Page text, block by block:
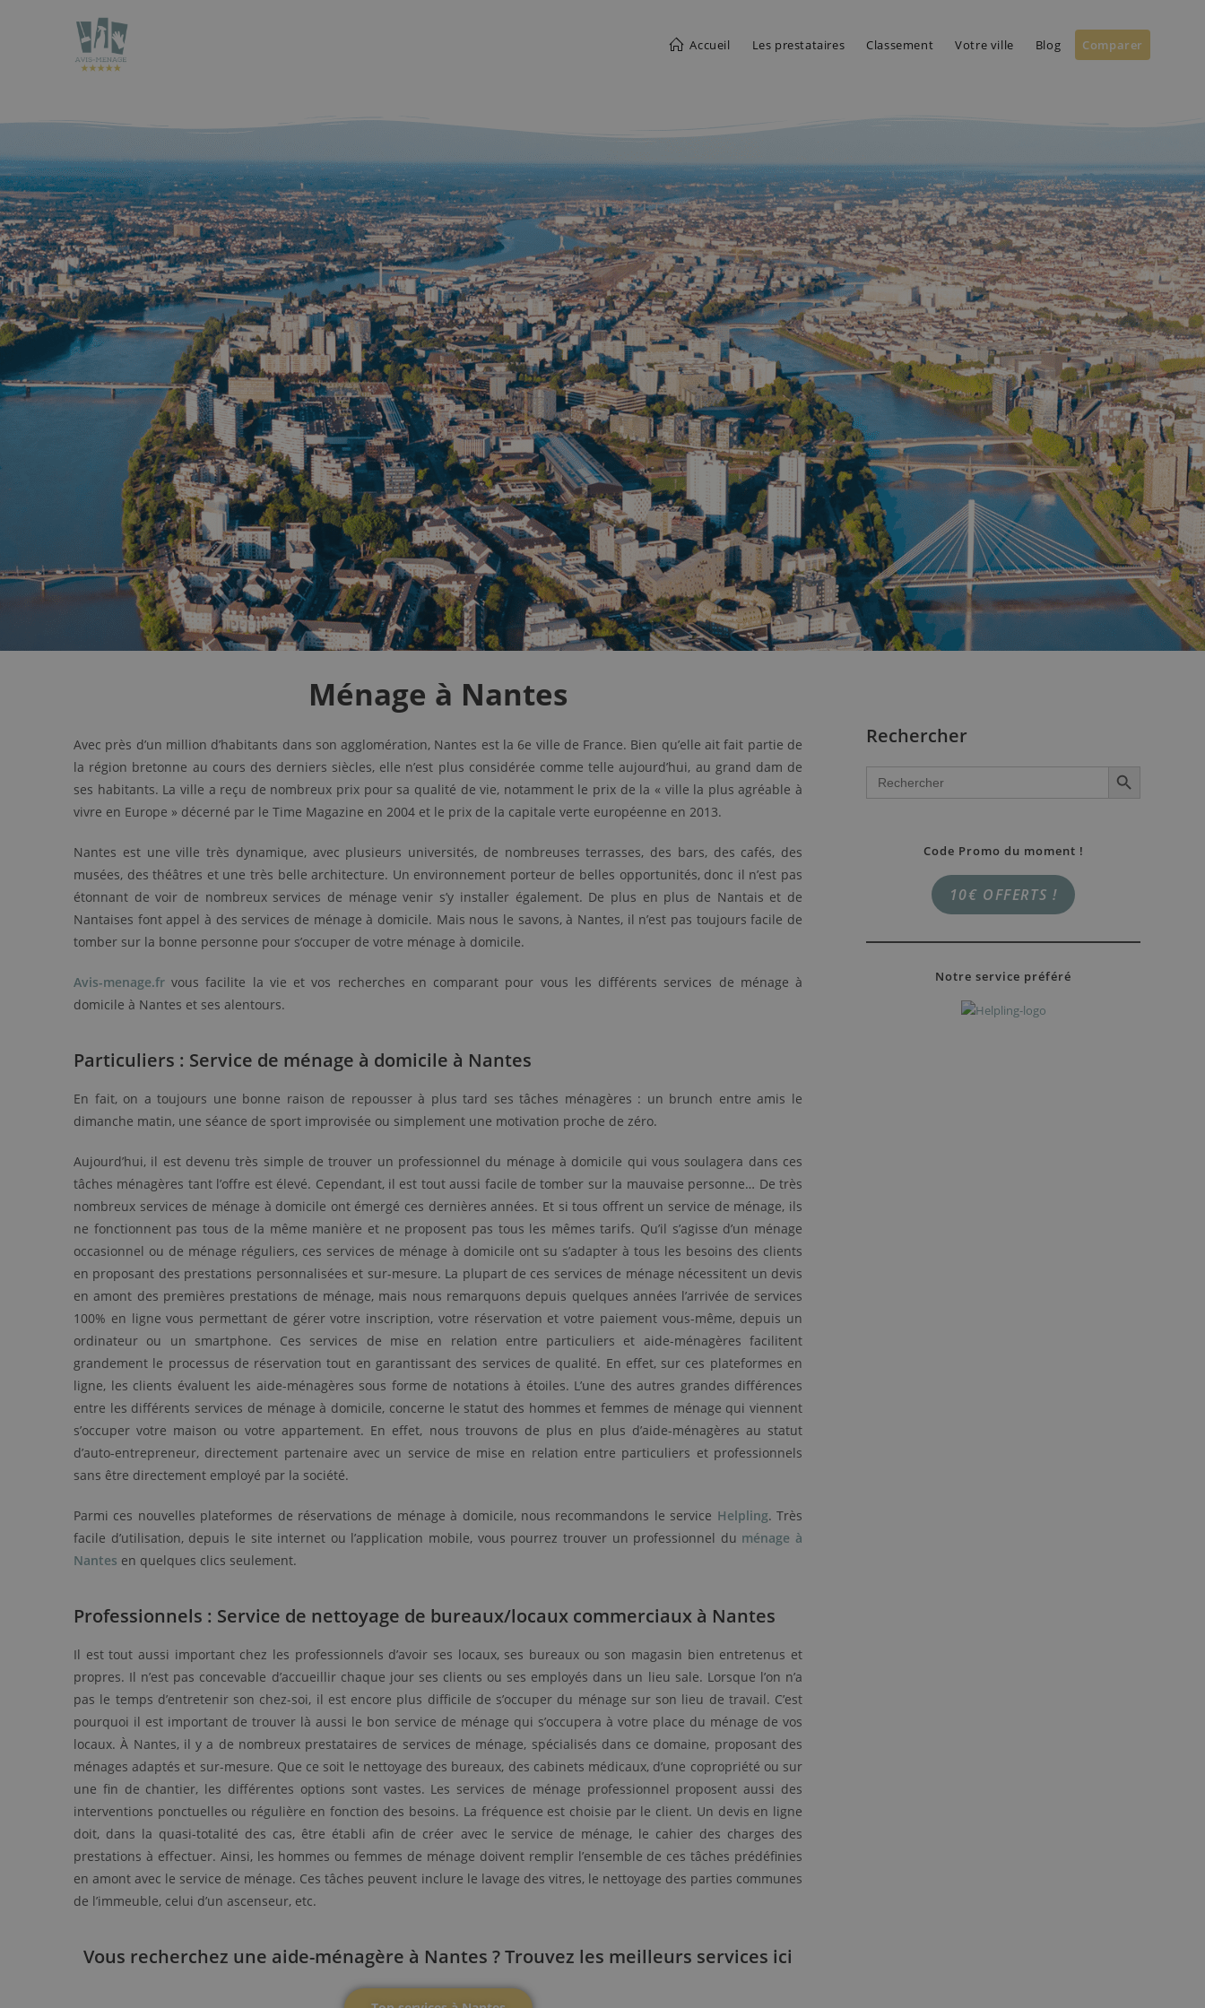
Accueil Les prestataires Classement Votre ville Blog Comparer
Ménage à Nantes
Avec près d’un million d’habitants dans son agglomération, Nantes est la 6e ville de France. Bien qu’elle ait fait partie de
la région bretonne au cours des derniers siècles, elle n’est plus considérée comme telle aujourd’hui, au grand dam de
ses habitants. La ville a reçu de nombreux prix pour sa qualité de vie, notamment le prix de la « ville la plus agréable à
vivre en Europe » décerné par le Time Magazine en 2004 et le prix de la capitale verte européenne en 2013.
Nantes est une ville très dynamique, avec plusieurs universités, de nombreuses terrasses, des bars, des cafés, des
musées, des théâtres et une très belle architecture. Un environnement porteur de belles opportunités, donc il n’est pas
étonnant de voir de nombreux services de ménage venir s’y installer également. De plus en plus de Nantais et de
Nantaises font appel à des services de ménage à domicile. Mais nous le savons, à Nantes, il n’est pas toujours facile de
tomber sur la bonne personne pour s’occuper de votre ménage à domicile.
Avis-menage.fr vous facilite la vie et vos recherches en comparant pour vous les différents services de ménage à
domicile à Nantes et ses alentours.
Particuliers : Service de ménage à domicile à Nantes
En fait, on a toujours une bonne raison de repousser à plus tard ses tâches ménagères : un brunch entre amis le
dimanche matin, une séance de sport improvisée ou simplement une motivation proche de zéro.
Aujourd’hui, il est devenu très simple de trouver un professionnel du ménage à domicile qui vous soulagera dans ces
tâches ménagères tant l’offre est élevé. Cependant, il est tout aussi facile de tomber sur la mauvaise personne… De très
nombreux services de ménage à domicile ont émergé ces dernières années. Et si tous offrent un service de ménage, ils
ne fonctionnent pas tous de la même manière et ne proposent pas tous les mêmes tarifs. Qu’il s’agisse d’un ménage
occasionnel ou de ménage réguliers, ces services de ménage à domicile ont su s’adapter à tous les besoins des clients
en proposant des prestations personnalisées et sur-mesure. La plupart de ces services de ménage nécessitent un devis
en amont des premières prestations de ménage, mais nous remarquons depuis quelques années l’arrivée de services
100% en ligne vous permettant de gérer votre inscription, votre réservation et votre paiement vous-même, depuis un
ordinateur ou un smartphone. Ces services de mise en relation entre particuliers et aide-ménagères facilitent
grandement le processus de réservation tout en garantissant des services de qualité. En effet, sur ces plateformes en
ligne, les clients évaluent les aide-ménagères sous forme de notations à étoiles. L’une des autres grandes différences
entre les différents services de ménage à domicile, concerne le statut des hommes et femmes de ménage qui viennent
s’occuper votre maison ou votre appartement. En effet, nous trouvons de plus en plus d’aide-ménagères au statut
d’auto-entrepreneur, directement partenaire avec un service de mise en relation entre particuliers et professionnels
sans être directement employé par la société.
Parmi ces nouvelles plateformes de réservations de ménage à domicile, nous recommandons le service Helpling. Très
facile d’utilisation, depuis le site internet ou l’application mobile, vous pourrez trouver un professionnel du ménage à
Nantes en quelques clics seulement.
Professionnels : Service de nettoyage de bureaux/locaux commerciaux à Nantes
Il est tout aussi important chez les professionnels d’avoir ses locaux, ses bureaux ou son magasin bien entretenus et
propres. Il n’est pas concevable d’accueillir chaque jour ses clients ou ses employés dans un lieu sale. Lorsque l’on n’a
pas le temps d’entretenir son chez-soi, il est encore plus difficile de s’occuper du ménage sur son lieu de travail. C’est
pourquoi il est important de trouver là aussi le bon service de ménage qui s’occupera à votre place du ménage de vos
locaux. À Nantes, il y a de nombreux prestataires de services de ménage, spécialisés dans ce domaine, proposant des
ménages adaptés et sur-mesure. Que ce soit le nettoyage des bureaux, des cabinets médicaux, d’une copropriété ou sur
une fin de chantier, les différentes options sont vastes. Les services de ménage professionnel proposent aussi des
interventions ponctuelles ou régulière en fonction des besoins. La fréquence est choisie par le client. Un devis en ligne
doit, dans la quasi-totalité des cas, être établi afin de créer avec le service de ménage, le cahier des charges des
prestations à effectuer. Ainsi, les hommes ou femmes de ménage doivent remplir l’ensemble de ces tâches prédéfinies
en amont avec le service de ménage. Ces tâches peuvent inclure le lavage des vitres, le nettoyage des parties communes
de l’immeuble, celui d’un ascenseur, etc.
Vous recherchez une aide-ménagère à Nantes ? Trouvez les meilleurs services ici
Rechercher
Search
for:
SEARCH BUTTON
Code Promo du moment !
10€ OFFERTS !
Notre service préféré